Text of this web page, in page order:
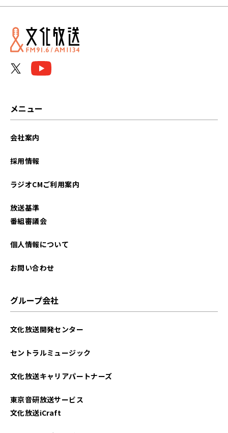
2026年05月
2026年04月
2025年07月
2025年04月
メニュー
会社案内
採用情報
ラジオCMご利用案内
放送基準
番組審議会
個人情報について
お問い合わせ
グループ会社
文化放送開発センター
セントラルミュージック
文化放送キャリアパートナーズ
東京音研放送サービス
文化放送iCraft